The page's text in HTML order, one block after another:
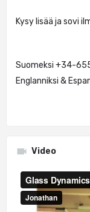
Kysy lisää ja sovi
Suomeksi +34-
Englanniksi &
Video